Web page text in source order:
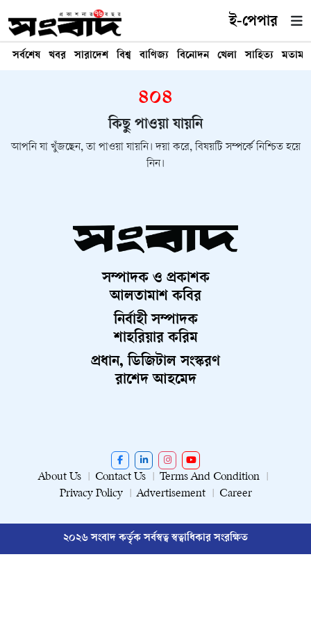
ই-পেপার
সর্বশেষ খবর সারাদেশ বিশ্ব বাণিজ্য বিনোদন খেলা সাহিত্য মতামত
৪০৪
কিছু পাওয়া যায়নি
আপনি যা খুঁজছেন, তা পাওয়া যায়নি। দয়া করে, বিষয়টি সম্পর্কে নিশ্চিত হয়ে
নিন।
সম্পাদক ও প্রকাশক
আলতামাশ কবির
নির্বাহী সম্পাদক
শাহরিয়ার করিম
প্রধান, ডিজিটাল সংস্করণ
রাশেদ আহমেদ
About Us Contact Us
Terms And Condition
Privacy Policy
Advertisement Career
২০২৬ সংবাদ কর্তৃক সর্বস্বত্ব স্বত্বাধিকার সংরক্ষিত